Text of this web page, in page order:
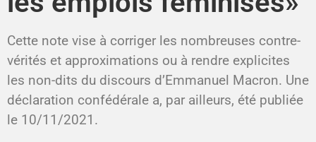
Cette note vise à corriger les nombreuses contre-
vérités et approximations ou à rendre explicites
les non-dits du discours d’Emmanuel Macron. Une
déclaration confédérale a, par ailleurs, été publiée
le 10/11/2021.